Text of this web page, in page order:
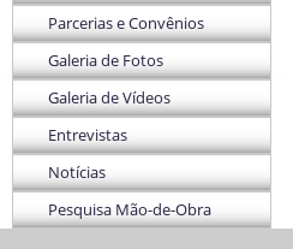
Parcerias e Convênios
Galeria de Fotos
Galeria de Vídeos
Entrevistas
Notícias
Pesquisa Mão-de-Obra